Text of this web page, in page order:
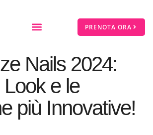
PRENOTA ORA
Nails 2024:
e le
più Innovative!